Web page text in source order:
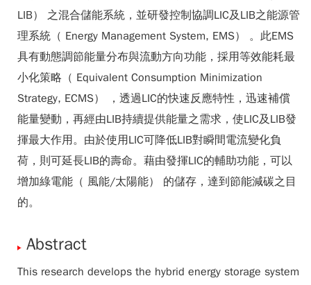
LIB） 之混合儲能系統，並研發控制協調LIC及LIB之能源管
理系統（ Energy Management System, EMS） 。此EMS
具有動態調節能量分布與流動方向功能，採用等效能耗最
小化策略（ Equivalent Consumption Minimization
Strategy, ECMS） ，透過LIC的快速反應特性，迅速補償
能量變動，再經由LIB持續提供能量之需求，使LIC及LIB發
揮最大作用。由於使用LIC可降低LIB對瞬間電流變化負
荷，則可延長LIB的壽命。藉由發揮LIC的輔助功能，可以
增加綠電能（ 風能/太陽能） 的儲存，達到節能減碳之目
的。
Abstract
This research develops the hybrid energy storage system